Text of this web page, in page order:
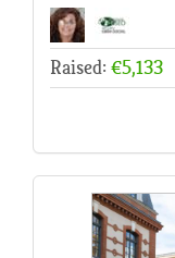
Raised: €5,133